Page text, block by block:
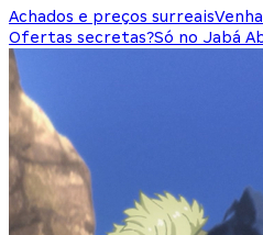
Achados e preços surreais
Ofertas secretas?Só no Jabá